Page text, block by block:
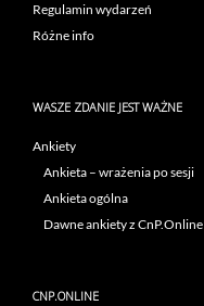
Regulamin wydarzeń
Różne info
WASZE ZDANIE JEST WAŻNE
Ankiety
Ankieta – wrażenia po sesji
Ankieta ogólna
Dawne ankiety z CnP.Online
CNP.ONLINE